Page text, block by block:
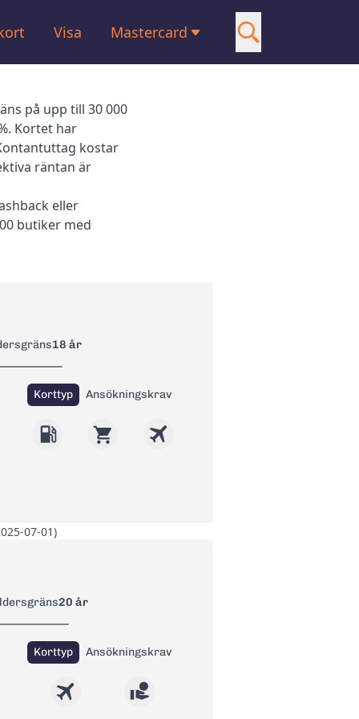
Visa
Mastercard
American Express
Kreditkortsguider
på upp till 30 000
Kortet har
kostar
räntan är
eller
butiker med
18 år
Korttyp Ansökningskrav
15 öre rabatt per liter hos
07-01)
20 år
Korttyp Ansökningskrav